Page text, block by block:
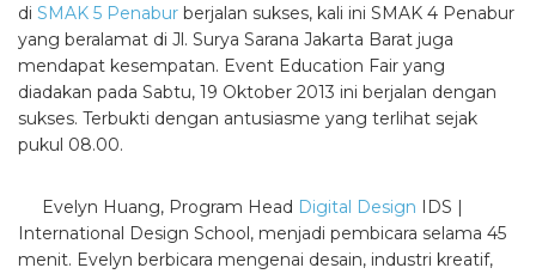
di SMAK 5 Penabur berjalan sukses, kali ini SMAK 4 Penabur
yang beralamat di Jl. Surya Sarana Jakarta Barat juga
mendapat kesempatan. Event Education Fair yang
diadakan pada Sabtu, 19 Oktober 2013 ini berjalan dengan
sukses. Terbukti dengan antusiasme yang terlihat sejak
pukul 08.00.
Evelyn Huang, Program Head Digital Design IDS |
International Design School, menjadi pembicara selama 45
menit. Evelyn berbicara mengenai desain, industri kreatif,